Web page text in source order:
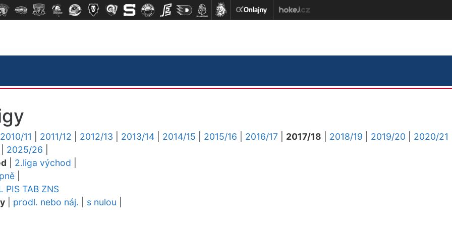
2010/11 2011/12 2012/13 2013/14 2014/15 2015/16 2016/17 2017/18 2018/19 2019/20
2020/21
2025/26
2.liga východ
PIS TAB ZNS
prodl. nebo náj. s nulou